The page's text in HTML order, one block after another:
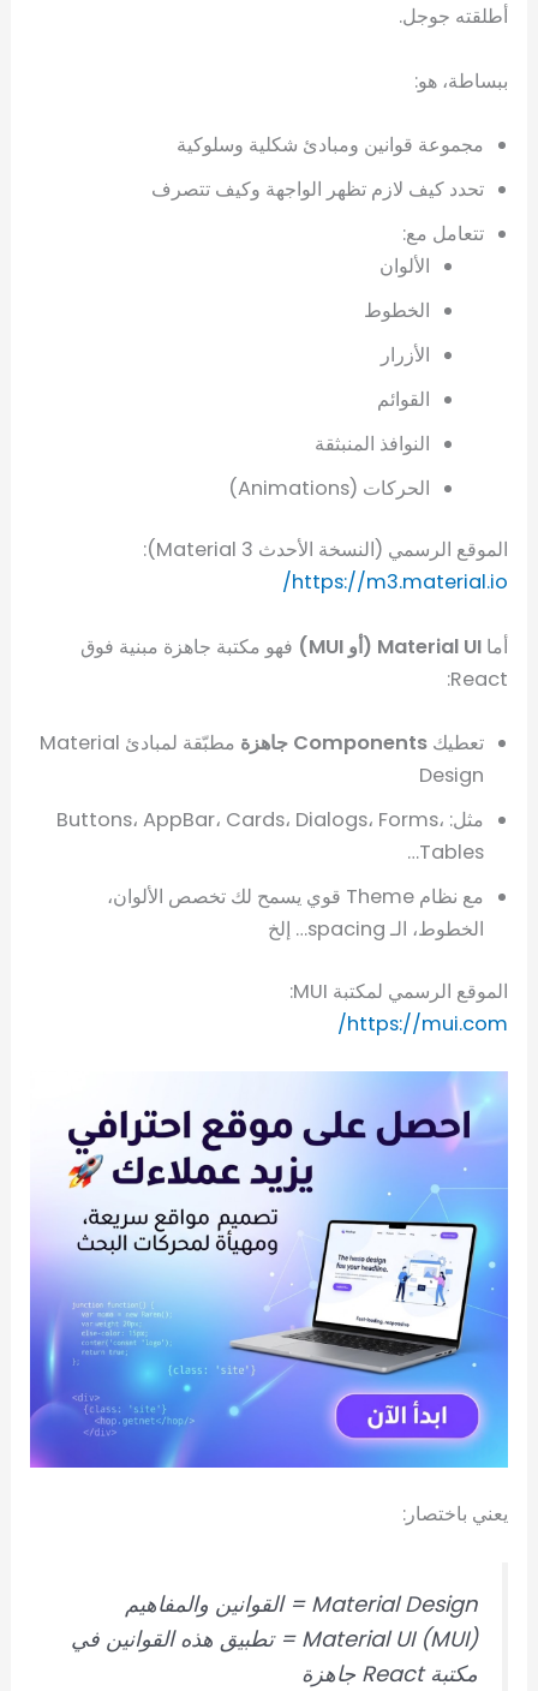
أطلقته جوجل.
ببساطة، هو:
مجموعة قوانين ومبادئ شكلية وسلوكية
تحدد كيف لازم تظهر الواجهة وكيف تتصرف
تتعامل مع:
الألوان
الخطوط
الأزرار
القوائم
النوافذ المنبثقة
الحركات (Animations)
الموقع الرسمي (النسخة الأحدث Material 3):
https://m3.material.io/
أماMaterial UI (أو MUI)
فهو مكتبة جاهزة مبنية فوق
React:
تعطيكComponents جاهزة
مطبّقة لمبادئ Material
Design
مثل: Buttons، AppBar، Cards، Dialogs، Forms،
Tables…
مع نظام Theme قوي يسمح لك تخصص الألوان،
الخطوط، الـ spacing… إلخ
الموقع الرسمي لمكتبة MUI:
https://mui.com/
يعني باختصار:
Material Design = القوانين والمفاهيم
Material UI (MUI) = تطبيق هذه القوانين في
مكتبة React جاهزة